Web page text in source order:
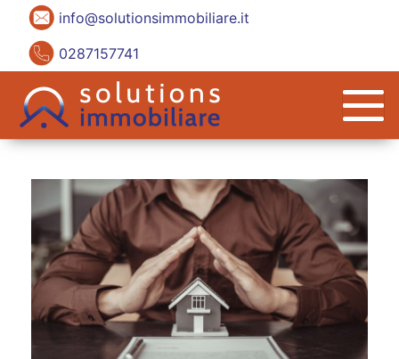
info@solutionsimmobiliare.it
0287157741